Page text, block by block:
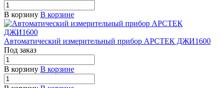
В корзину В корзине
Автоматический измерительный прибор АРСТЕК ДЖИ1600
Под заказ
В корзину В корзине